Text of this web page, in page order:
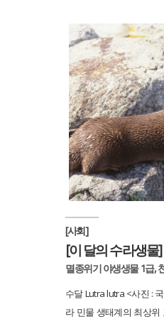
[사회]
[이 달의 수라생물
멸종위기 야생생물 1급,
수달 Lutra lutra <사진 :
라 민물 생태계의 최상위